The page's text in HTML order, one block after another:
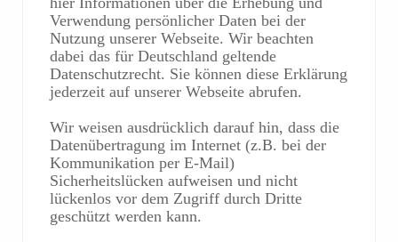
Verwendung persönlicher Daten bei der
Nutzung unserer Webseite. Wir beachten
dabei das für Deutschland geltende
Datenschutzrecht. Sie können diese Erklärung
jederzeit auf unserer Webseite abrufen.
Wir weisen ausdrücklich darauf hin, dass die
Datenübertragung im Internet (z.B. bei der
Kommunikation per E-Mail)
Sicherheitslücken aufweisen und nicht
lückenlos vor dem Zugriff durch Dritte
geschützt werden kann.